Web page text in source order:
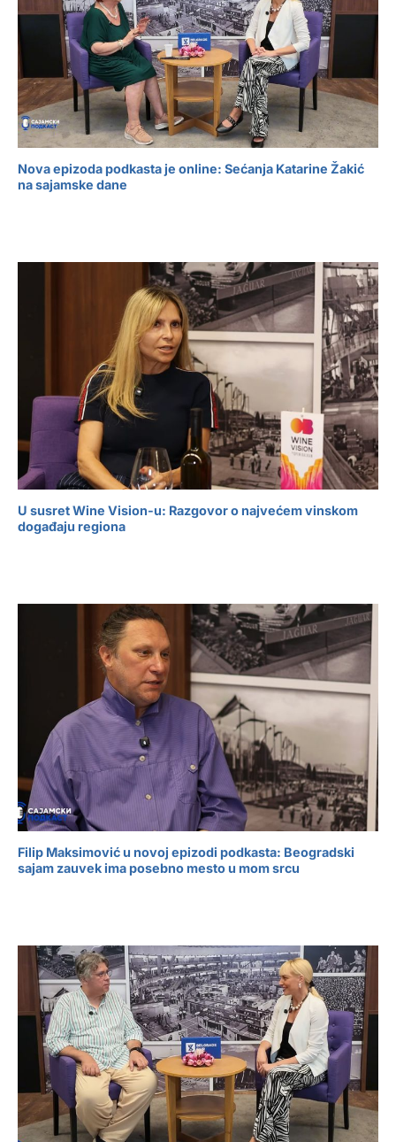
Nova epizoda podkasta je online: Sećanja Katarine Žakić
na sajamske dane
U susret Wine Vision-u: Razgovor o najvećem vinskom
događaju regiona
Filip Maksimović u novoj epizodi podkasta: Beogradski
sajam zauvek ima posebno mesto u mom srcu